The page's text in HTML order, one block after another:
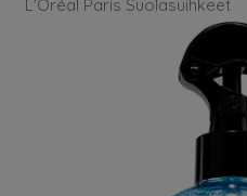
L'Oréal Paris Suolasuihkeet